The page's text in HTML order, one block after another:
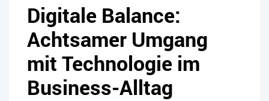
Digitale Balance:
Achtsamer Umgang
mit Technologie im
Business-Alltag